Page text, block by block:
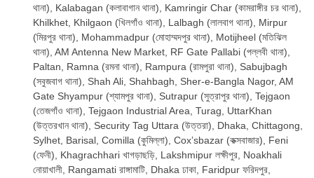
থানা), Kalabagan (কলাবাগান থানা), Kamringir Char (কামরাঙ্গীর চর থানা),
Khilkhet, Khilgaon (খিলগাঁও থানা), Lalbagh (লালবাগ থানা), Mirpur
(মিরপুর থানা), Mohammadpur (মোহাম্মদপুর থানা), Motijheel (মতিঝিল
থানা), AM Antenna New Market, RF Gate Pallabi (পল্লবী থানা),
Paltan, Ramna (রমনা থানা), Rampura (রামপুরা থানা), Sabujbagh
(সবুজবাগ থানা), Shah Ali, Shahbagh, Sher-e-Bangla Nagor, AM
Gate Shyampur (শ্যামপুর থানা), Sutrapur (সুত্রাপুর থানা), Tejgaon
(তেজগাঁও থানা), Tejgaon Industrial Area, Turag, UttarKhan
(উত্তরখান থানা), Security Tag Uttara (উত্তরা), Dhaka, Chittagong,
Sylhet, Barisal, Comilla (কুমিল্লা), Cox’sbazar (কক্সবাজার), Feni
(ফেনী), Khagrachhari খাগড়াছড়ি, Lakshmipur লক্ষীপুর, Noakhali
নোয়াখালী, Rangamati রাঙ্গামাটি, Dhaka ঢাকা, Faridpur ফরিদপুর,